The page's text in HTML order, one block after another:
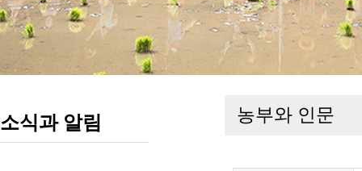
소식과 알림 농부와 인문